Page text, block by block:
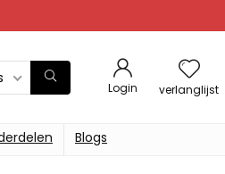
Login verlanglijst
Blogs